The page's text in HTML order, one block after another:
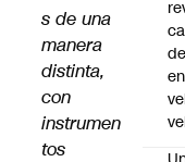
s de una
manera
distinta,
con
instrumen
tos
en